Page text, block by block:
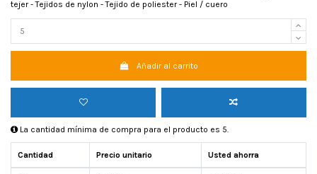
tejer - Tejidos de nylon - Tejido de poliester - Piel / cuero
Añadir al carrito
La cantidad mínima de compra para el producto es 5.
Cantidad Precio unitario Usted ahorra